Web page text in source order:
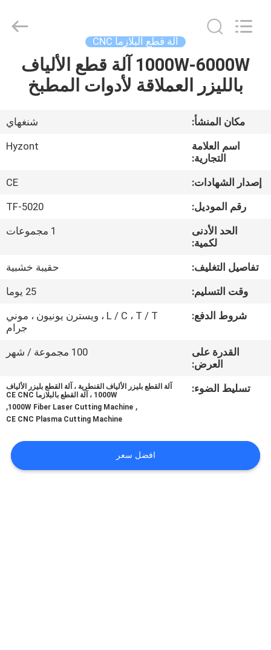
بيت
أشرطة
معلومات
جولة
المعمل
جودة
اطلب
خريطة
Technologies
Co.,Ltd..
آلة قطع البلازما CNC
1000W-6000W آلة قطع الألياف
بالليزر العملاقة لأدوات المطبخ
مكان المنشأ:
شنغهاي
اسم العلامة
التجارية:
Hyzont
إصدار الشهادات:
CE
رقم الموديل:
TF-5020
الحد الأدنى
لكمية:
1 مجموعات
تفاصيل التغليف:
حقيبة خشبية
وقت التسليم:
25 يوما
شروط الدفع:
L / C ، T / T ، ويسترن يونيون ، موني
جرام
القدرة على
العرض:
100 مجموعة / شهر
تسليط الضوء:
آلة القطع بليزر الألياف القنطرية ، آلة القطع بليزر الألياف
1000W ، آلة القطع بالبلازما CE CNC
,
1000W Fiber Laser Cutting Machine
,
CE CNC Plasma Cutting Machine
افضل سعر